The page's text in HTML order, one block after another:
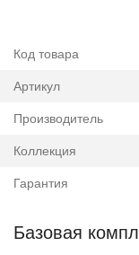
Код товара
Артикул
Производитель
Коллекция
Гарантия
Базовая